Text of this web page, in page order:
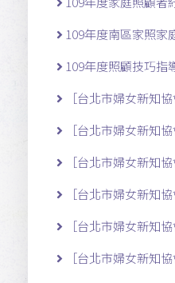
109年度南區家照家
109年度照顧技巧指
［台北市婦女新知
［台北市婦女新知
［台北市婦女新知
［台北市婦女新知
［台北市婦女新知
［台北市婦女新知